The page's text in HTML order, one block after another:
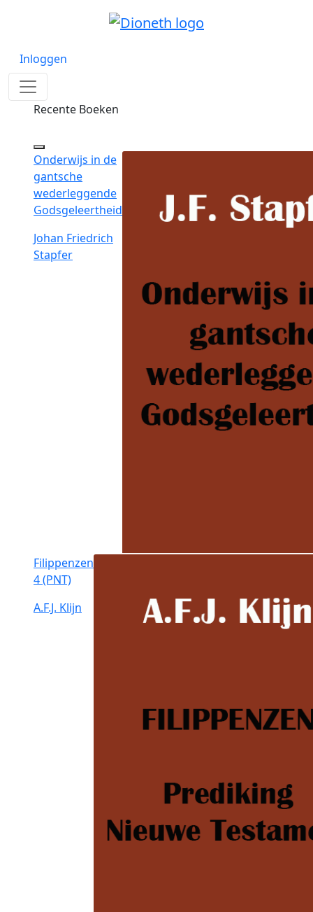
Inloggen
Recente Boeken
Onderwijs in de
gantsche
wederleggende
Godsgeleertheid
Johan Friedrich
Stapfer
Filippenzen
4 (PNT)
A.F.J. Klijn